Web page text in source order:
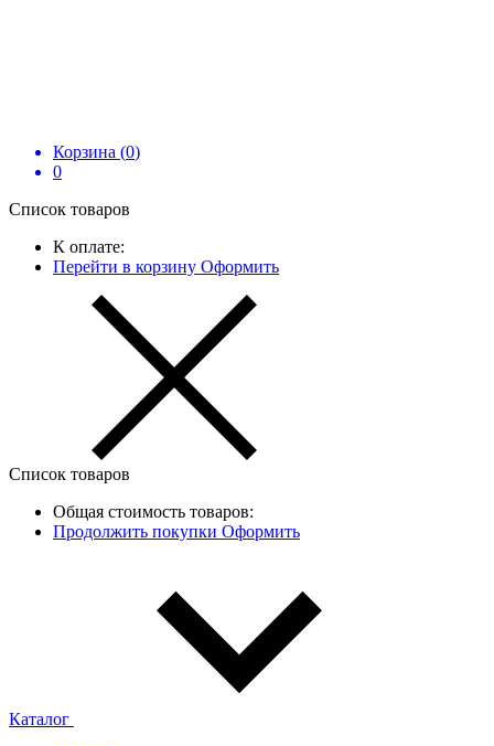
Корзина (0)
0
Список товаров
К оплате:
Перейти в корзину Оформить
Список товаров
Общая стоимость товаров:
Продолжить покупки Оформить
Каталог